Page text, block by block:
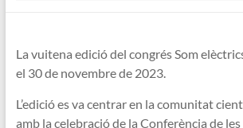
La vuitena edició del congrés Som
el 30 de novembre de 2023.
L’edició es va centrar en la comunitat
amb la celebració de la Conferència de